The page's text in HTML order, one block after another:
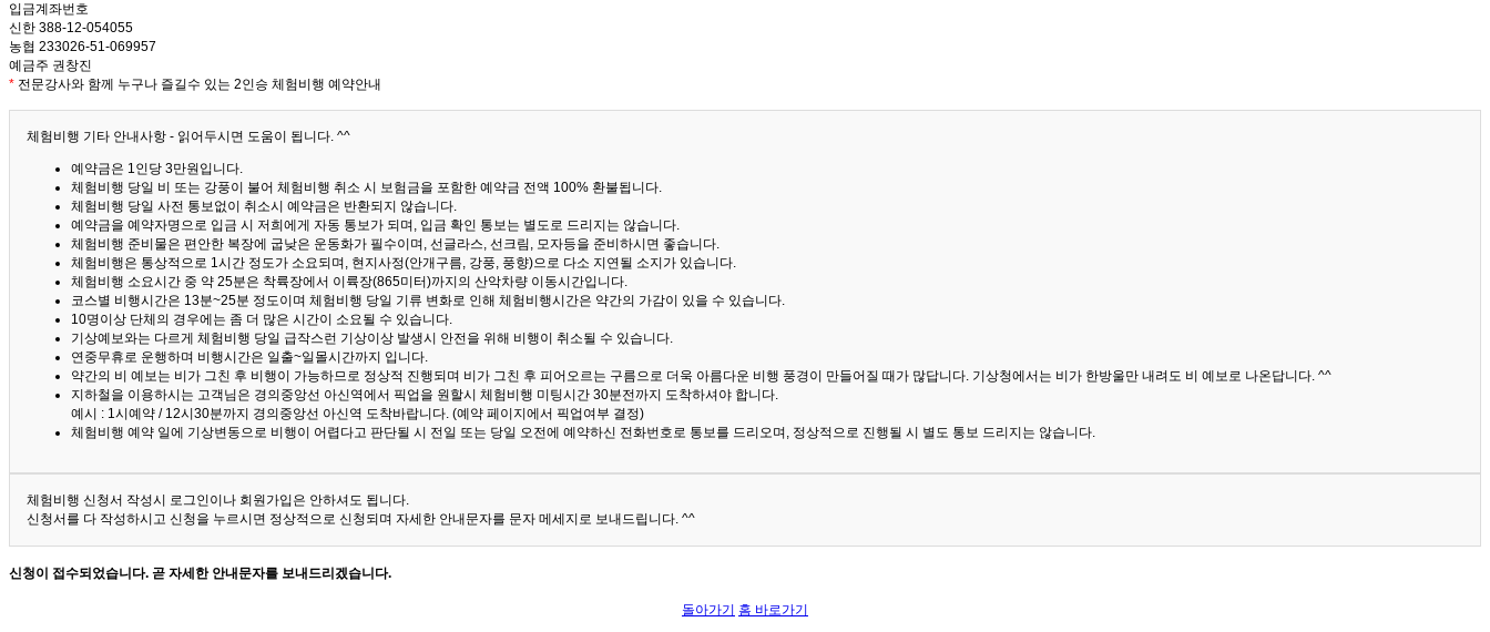
입금계좌번호
신한 388-12-054055
농협 233026-51-069957
예금주 권창진
* 전문강사와 함께 누구나 즐길수 있는 2인승 체험비행 예약안내
체험비행 기타 안내사항 - 읽어두시면 도움이 됩니다. ^^
예약금은 1인당 3만원입니다.
체험비행 당일 비 또는 강풍이 불어 체험비행 취소 시 보험금을 포함한 예약금 전액 100% 환불됩니다.
체험비행 당일 사전 통보없이 취소시 예약금은 반환되지 않습니다.
예약금을 예약자명으로 입금 시 저희에게 자동 통보가 되며, 입금 확인 통보는 별도로 드리지는 않습니다.
체험비행 준비물은 편안한 복장에 굽낮은 운동화가 필수이며, 선글라스, 선크림, 모자등을 준비하시면 좋습니다.
체험비행은 통상적으로 1시간 정도가 소요되며, 현지사정(안개구름, 강풍, 풍향)으로 다소 지연될 소지가 있습니다.
체험비행 소요시간 중 약 25분은 착륙장에서 이륙장(865미터)까지의 산악차량 이동시간입니다.
코스별 비행시간은 13분~25분 정도이며 체험비행 당일 기류 변화로 인해 체험비행시간은 약간의 가감이 있을 수 있습니다.
10명이상 단체의 경우에는 좀 더 많은 시간이 소요될 수 있습니다.
기상예보와는 다르게 체험비행 당일 급작스런 기상이상 발생시 안전을 위해 비행이 취소될 수 있습니다.
연중무휴로 운행하며 비행시간은 일출~일몰시간까지 입니다.
약간의 비 예보는 비가 그친 후 비행이 가능하므로 정상적 진행되며 비가 그친 후 피어오르는 구름으로 더욱 아름다운 비행 풍경이 만들어질 때가 많답니다. 기상청에서는 비가 한방울만 내려도 비 예보로 나온답니다. ^^
지하철을 이용하시는 고객님은 경의중앙선 아신역에서 픽업을 원할시 체험비행 미팅시간 30분전까지 도착하셔야 합니다.
예시 : 1시예약 / 12시30분까지 경의중앙선 아신역 도착바랍니다. (예약 페이지에서 픽업여부 결정)
체험비행 예약 일에 기상변동으로 비행이 어렵다고 판단될 시 전일 또는 당일 오전에 예약하신 전화번호로 통보를 드리오며, 정상적으로 진행될 시 별도 통보 드리지는 않습니다.
체험비행 신청서 작성시 로그인이나 회원가입은 안하셔도 됩니다.
신청서를 다 작성하시고 신청을 누르시면 정상적으로 신청되며 자세한 안내문자를 문자 메세지로 보내드립니다. ^^
신청이 접수되었습니다. 곧 자세한 안내문자를 보내드리겠습니다.
돌아가기 홈 바로가기